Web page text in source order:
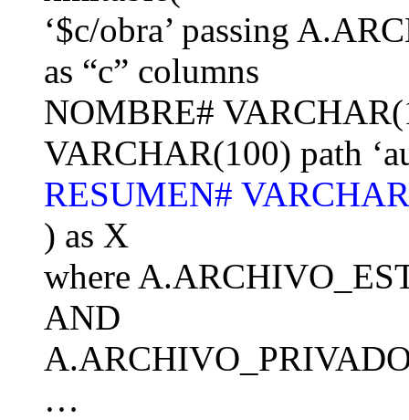
‘$c/obra’ passing
as “c” columns
NOMBRE#
VARCHAR(100) path
RESUMEN#
) as X
where
AND
…